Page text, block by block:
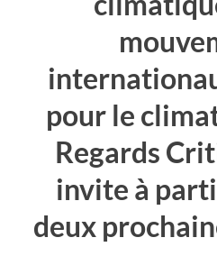
pour le
Regards
invite à
deux